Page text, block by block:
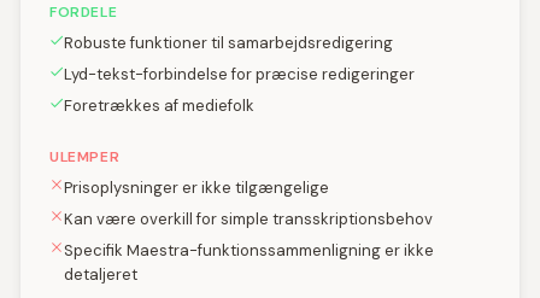
FORDELE
Robuste funktioner til samarbejdsredigering
Lyd-tekst-forbindelse for præcise redigeringer
Foretrækkes af mediefolk
ULEMPER
Prisoplysninger er ikke tilgængelige
Kan være overkill for simple transskriptionsbehov
Specifik Maestra-funktionssammenligning er ikke
detaljeret